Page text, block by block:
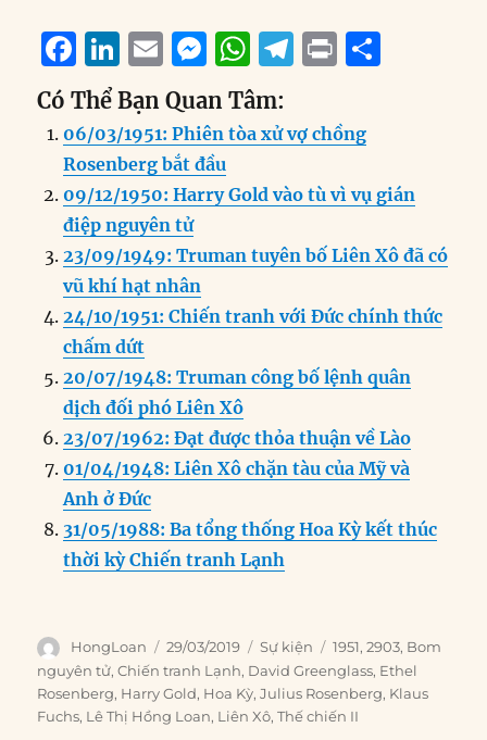
F
a
c
e
b
o
o
k
Li
n
k
e
d
I
n
E
m
ai
l
M
e
ss
e
n
er
W
h
at
s
A
p
T
e
g
r
m
P
n
t
Có Thể Bạn Quan Tâm:
06/03/1951: Phiên tòa xử vợ chồng
Rosenberg bắt đầu
09/12/1950: Harry Gold vào tù vì vụ gián
điệp nguyên tử
23/09/1949: Truman tuyên bố Liên Xô đã có
vũ khí hạt nhân
24/10/1951: Chiến tranh với Đức chính thức
chấm dứt
20/07/1948: Truman công bố lệnh quân
dịch đối phó Liên Xô
23/07/1962: Đạt được thỏa thuận về Lào
01/04/1948: Liên Xô chặn tàu của Mỹ và
Anh ở Đức
31/05/1988: Ba tổng thống Hoa Kỳ kết thúc
thời kỳ Chiến tranh Lạnh
Author
HongLoan
Posted
on
29/03/2019 Categories
Sự kiện Tags
1951,2903, Bom
nguyên tử,Chiến tranh Lạnh, David Greenglass, Ethel
Rosenberg, Harry Gold, Hoa Kỳ,Julius Rosenberg, Klaus
Fuchs, Lê Thị Hồng Loan, Liên Xô,Thế chiến II